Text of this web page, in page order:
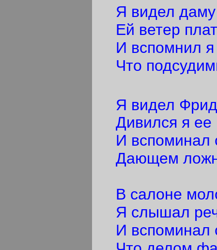
Я видел даму
Ей ветер
И вспомнил я
Что
Я видел
Дивился я ее
И вспоминал
Дающем
В салоне
Я слышал
И вспоминал